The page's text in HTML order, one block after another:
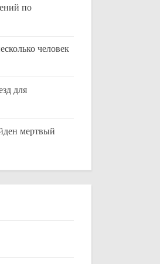
по
человек
для
мертвый